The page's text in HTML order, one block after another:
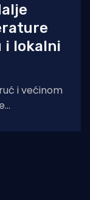
i lokalni
i većinom